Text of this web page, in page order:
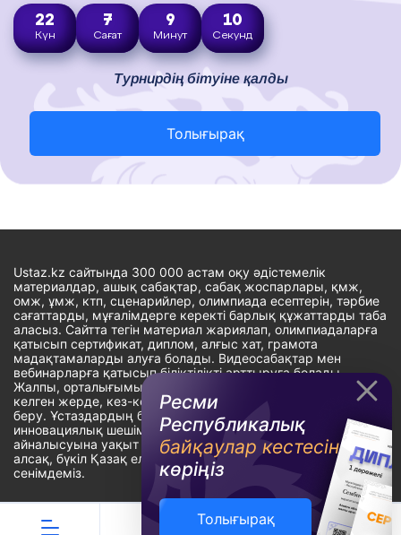
Ресми
Республикалық
байқаулар кестесін
көріңіз
Толығырақ
22
Күн
7
Сағат
9
Минут
9
Секунд
Турнирдің бітуіне қалды
Толығырақ
Ustaz.kz сайтында 300 000 астам оқу әдістемелік
материалдар, ашық сабақтар, сабақ жоспарлары, қмж,
омж, ұмж, ктп, сценарийлер, олимпиада есептерін, тәрбие
сағаттарды, мұғалімдерге керекті барлық құжаттарды таба
аласыз. Сайтта тегін материал жариялап, олимпиадаларға
қатысып сертификат, диплом, алғыс хат, грамота
мадақтамаларды алуға болады. Видеосабақтар мен
вебинарларға қатысып біліктілікті арттыруға болады.
Жалпы, орталығымыздың басты мақсаты: ұстаздарға кез-
келген жерде, кез-келген уақытта білім алуына мүмкіндік
беру. Ұстаздардың барлық өзекті мәселелеріне
инновациялық шешім тауып, шығармашылық жұмыспен
айналысуына уақыт сыйлау. «Ұстаздарға сапалы білім бере
алсақ, бүкіл Қазақ еліне білім бере аламыз» - деген
сенімдеміз.